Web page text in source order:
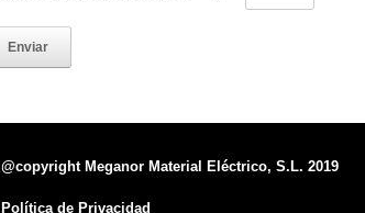
@copyright Meganor Material Eléctrico, S.L. 2019
Política de Privacidad